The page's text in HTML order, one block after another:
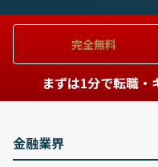
完全無料
まずは1分で転職
金融業界